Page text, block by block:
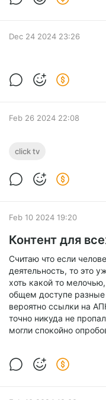
Dec 24 2024 23:26
PBT
Feb 26 2024 22:08
Короткий
click tv
Feb 10 2024 19:20
Контент для
Считаю что если
деятельность, то это
хоть какой то
общем доступе разные
вероятно ссылки на
точно никуда не
могли спокойно